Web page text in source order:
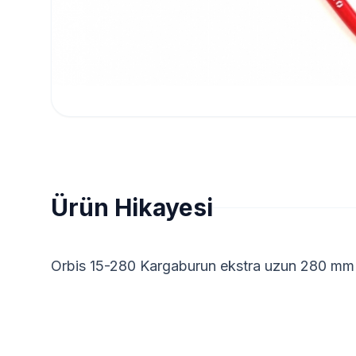
Ürün Hikayesi
Orbis 15-280 Kargaburun ekstra uzun 280 mm